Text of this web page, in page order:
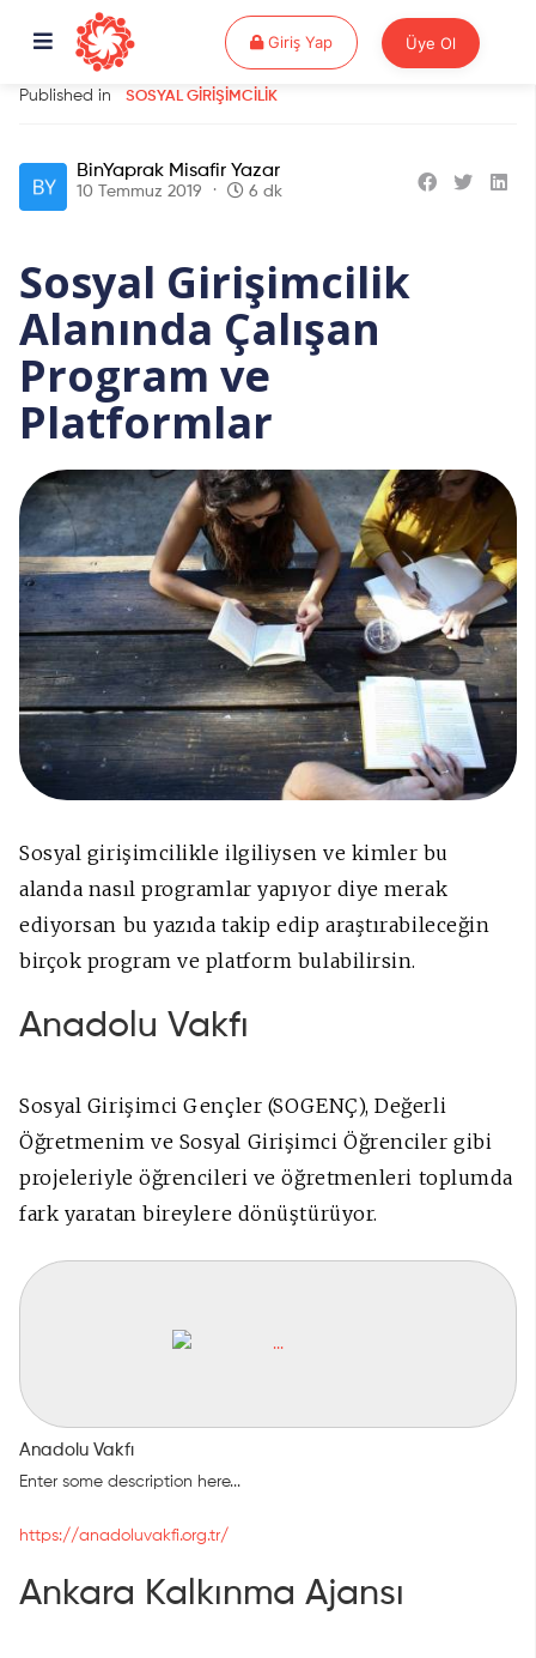
Giriş YapGiriş Yap Üye Ol
Published in SOSYAL GIRIŞIMCILIK
BinYaprak Misafir Yazar
10 Temmuz 2019 6 dk
Sosyal Girişimcilik
Alanında Çalışan
Program ve
Platformlar
Sosyal girişimcilikle ilgiliysen ve kimler bu
alanda nasıl programlar yapıyor diye merak
ediyorsan bu yazıda takip edip araştırabileceğin
birçok program ve platform bulabilirsin.
Anadolu Vakfı
Sosyal Girişimci Gençler (SOGENÇ), Değerli
Öğretmenim ve Sosyal Girişimci Öğrenciler gibi
projeleriyle öğrencileri ve öğretmenleri toplumda
fark yaratan bireylere dönüştürüyor.
Anadolu Vakfı
Enter some description here...
https://anadoluvakfi.org.tr/
Ankara Kalkınma Ajansı